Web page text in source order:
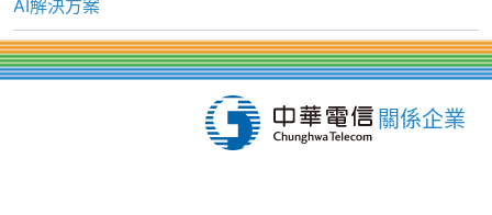
AI解決方案
關係企業